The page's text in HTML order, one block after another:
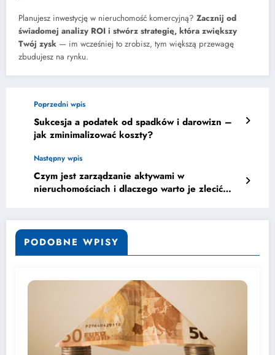
Planujesz inwestycję w nieruchomość komercyjną? Zacznij od
świadomej analizy ROI i stwórz strategię, która zwiększy
Twój zysk — im wcześniej to zrobisz, tym większą przewagę
zbudujesz na rynku.
Poprzedni wpis
Sukcesja a podatek od spadków i darowizn –
jak zminimalizować koszty?
Następny wpis
Czym jest zarządzanie aktywami w
nieruchomościach i dlaczego warto je zlecić
PODOBNE WPISY